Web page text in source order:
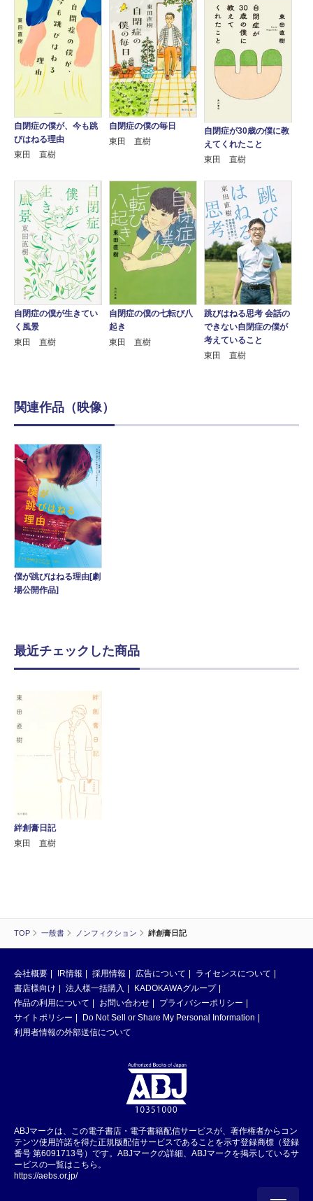
TOP 一般書 ノンフィクション 絆創膏日記
自閉症の僕が、今も跳
びはねる理由
東田 直樹
自閉症の僕の毎日
東田 直樹
自閉症が30歳の僕に教
えてくれたこと
東田 直樹
自閉症の僕が生きてい
く風景
東田 直樹
自閉症の僕の七転び八
起き
東田 直樹
跳びはねる思考 会話の
できない自閉症の僕が
考えていること
東田 直樹
関連作品（映像）
僕が跳びはねる理由[劇
場公開作品]
最近チェックした商品
絆創膏日記
東田 直樹
会社概要 IR情報 採用情報 広告について
ライセンスについて
書店様向け
法人様一括購入
KADOKAWAグループ
作品の利用について
お問い合わせ
プライバシーポリシー
サイトポリシー
Do Not Sell or Share My Personal Information
利用者情報の外部送信について
ABJマークは、この電子書店・電子書籍配信サービスが、著作権者からコン
テンツ使用許諾を得た正規版配信サービスであることを示す登録商標（登録
番号 第6091713号）です。ABJマークの詳細、ABJマークを掲示しているサ
ービスの一覧はこちら。
https://aebs.or.jp/